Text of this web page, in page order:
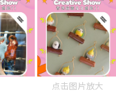
点击图片放大